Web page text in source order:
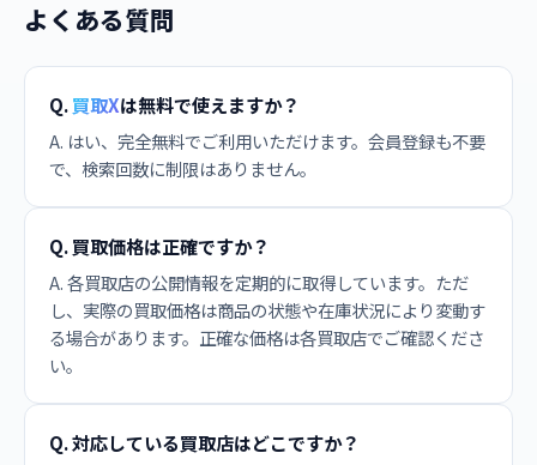
よくある質問
Q.買取Xは無料で使えますか？
A. はい、完全無料でご利用いただけます。会員登録も不要
で、検索回数に制限はありません。
Q. 買取価格は正確ですか？
A. 各買取店の公開情報を定期的に取得しています。ただ
し、実際の買取価格は商品の状態や在庫状況により変動す
る場合があります。正確な価格は各買取店でご確認くださ
い。
Q. 対応している買取店はどこですか？